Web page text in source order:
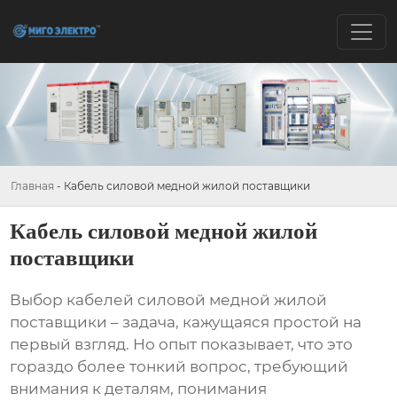
Главная - Кабель силовой медной жилой поставщики
Кабель силовой медной жилой
поставщики
Выбор кабелей силовой медной жилой
поставщики – задача, кажущаяся простой на
первый взгляд. Но опыт показывает, что это
гораздо более тонкий вопрос, требующий
внимания к деталям, понимания